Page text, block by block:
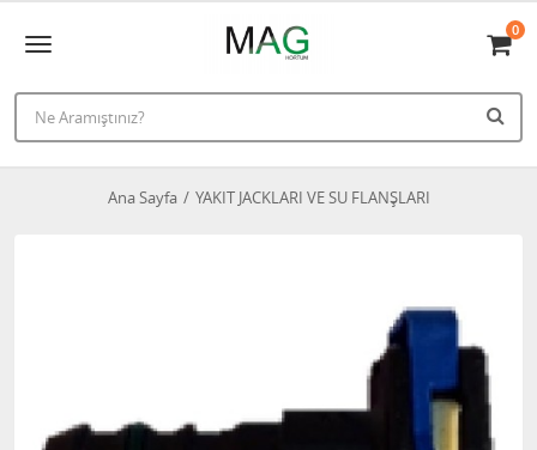
0
Ana Sayfa YAKIT JACKLARI VE SU FLANŞLARI